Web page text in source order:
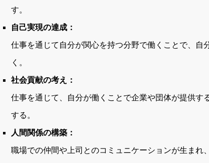
す。
自己実現の達成：
仕事を通じて自分が関心を持つ分野で働くことで、自
く。
社会貢献の考え：
仕事を通じて、自分が働くことで企業や団体が提供す
する。
人間関係の構築：
職場での仲間や上司とのコミュニケーションが生まれ